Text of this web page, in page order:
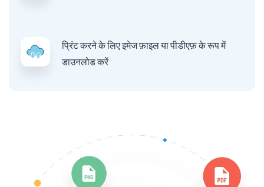
प्रिंट करने के लिए इमेज फ़ाइल या पीडीएफ़ के रूप में
डाउनलोड करें